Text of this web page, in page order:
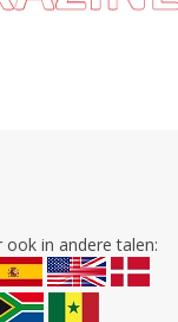
ook in andere talen: